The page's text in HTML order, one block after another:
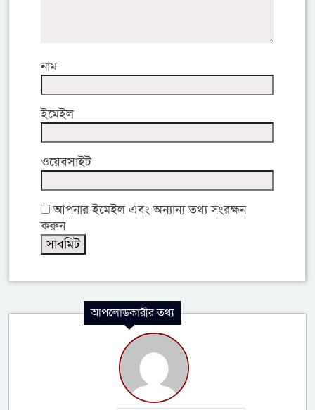
নাম
ইমেইল
ওয়েবসাইট
আপনার ইমেইল এবং অন্যান্য তথ্য সংরক্ষন
করুন
আপলোডকারীর তথ্য